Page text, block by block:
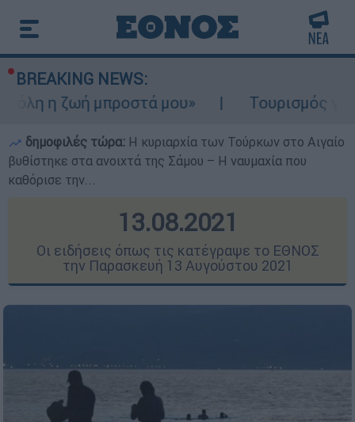
BREAKING NEWS:
μου»
Τουρισμός για Ολους
δημοφιλές τώρα: Η κυριαρχία των Τούρκων στο Αιγαίο
βυθίστηκε στα ανοιχτά της Σάμου – Η ναυμαχία που
καθόρισε την...
13.08.2021
Οι ειδήσεις όπως τις κατέγραψε το ΕΘΝΟΣ
την Παρασκευή 13 Αυγούστου 2021